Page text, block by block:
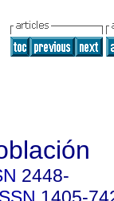
2448-